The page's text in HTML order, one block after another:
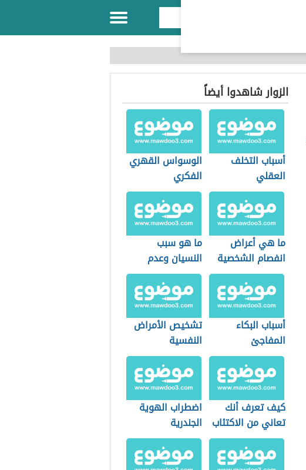
الزوار شاهدوا أيضاً
أسباب التخلف
العقلي
الوسواس القهري
الفكري
ما هي أعراض
انفصام الشخصية
ما هو سبب
النسيان وعدم
التركيز
أسباب البكاء
المفاجئ
تشخيص الأمراض
النفسية
كيف تعرف أنك
تعاني من الاكتئاب
اضطراب الهوية
الجندرية